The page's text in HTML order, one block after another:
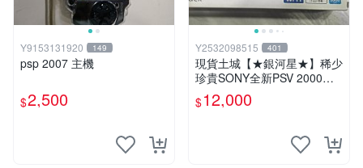
Y9153131920 149
psp 2007 主機
$2,500
Y2532098515 401
現貨土城【★銀河星★】稀少
珍貴SONY全新PSV 2000主
機.可轉換中文.全新PSV未使
用
$12,000